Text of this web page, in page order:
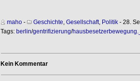
maho- Geschichte Gesellschaft, Politik- 28.
Tags: berlin/gentrifizierung/
Kein Kommentar